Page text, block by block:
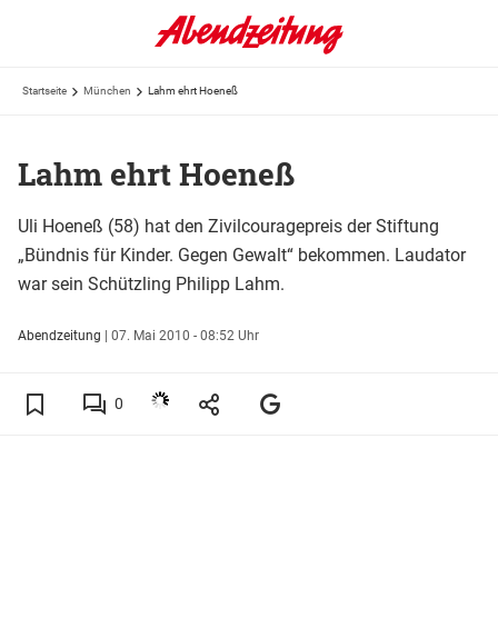
Startseite München Lahm ehrt Hoeneß
Lahm ehrt Hoeneß
Uli Hoeneß (58) hat den Zivilcouragepreis der Stiftung
„Bündnis für Kinder. Gegen Gewalt“ bekommen. Laudator
war sein Schützling Philipp Lahm.
Abendzeitung | 07. Mai 2010 - 08:52 Uhr
0